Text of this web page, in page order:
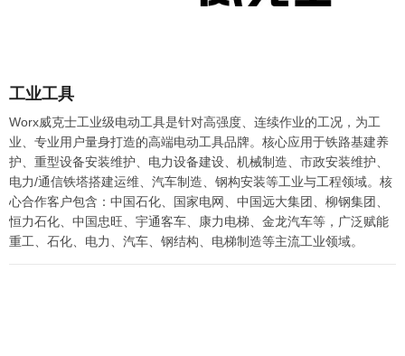
工业工具
Worx威克士工业级电动工具是针对高强度、连续作业的工况，为工
业、专业用户量身打造的高端电动工具品牌。核心应用于铁路基建养
护、重型设备安装维护、电力设备建设、机械制造、市政安装维护、
电力/通信铁塔搭建运维、汽车制造、钢构安装等工业与工程领域。核
心合作客户包含：中国石化、国家电网、中国远大集团、柳钢集团、
恒力石化、中国忠旺、宇通客车、康力电梯、金龙汽车等，广泛赋能
重工、石化、电力、汽车、钢结构、电梯制造等主流工业领域。